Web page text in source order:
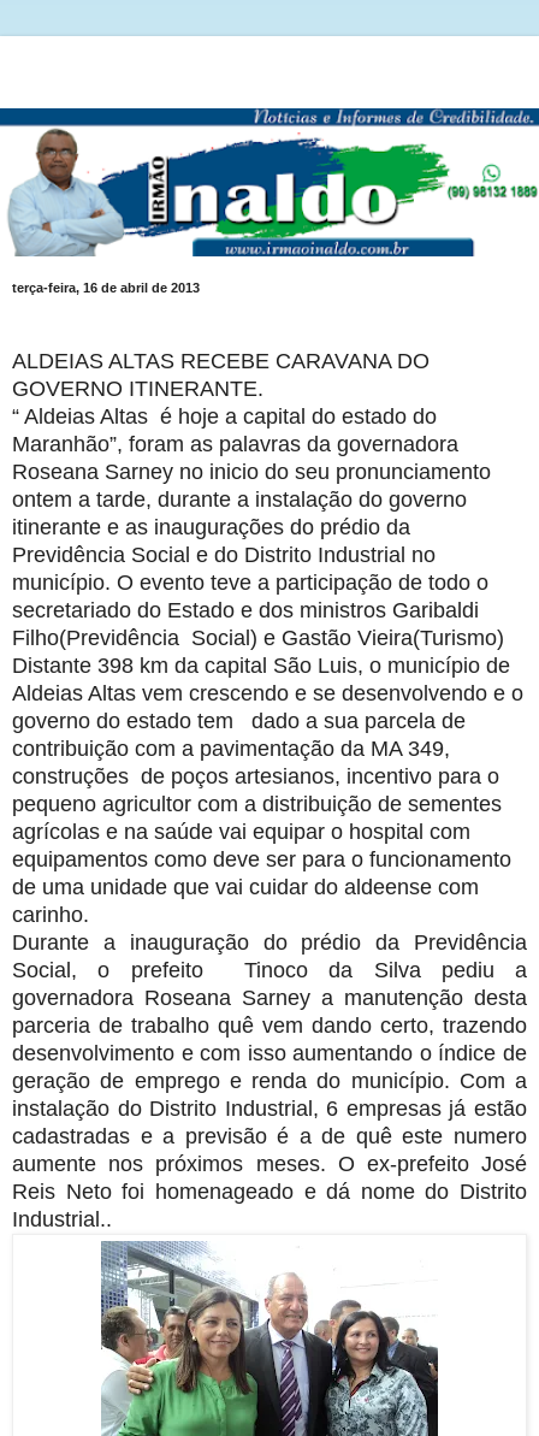
terça-feira, 16 de abril de 2013
ALDEIAS ALTAS RECEBE CARAVANA DO
GOVERNO ITINERANTE.
“ Aldeias Altas é hoje a capital do estado do
Maranhão”, foram as palavras da governadora
Roseana Sarney no inicio do seu pronunciamento
ontem a tarde, durante a instalação do governo
itinerante e as inaugurações do prédio da
Previdência Social e do Distrito Industrial no
município. O evento teve a participação de todo o
secretariado do Estado e dos ministros Garibaldi
Filho(Previdência Social) e Gastão Vieira(Turismo)
Distante 398 km da capital São Luis, o município de
Aldeias Altas vem crescendo e se desenvolvendo e o
governo do estado tem dado a sua parcela de
contribuição com a pavimentação da MA 349,
construções de poços artesianos, incentivo para o
pequeno agricultor com a distribuição de sementes
agrícolas e na saúde vai equipar o hospital com
equipamentos como deve ser para o funcionamento
de uma unidade que vai cuidar do aldeense com
carinho.
Durante a inauguração do prédio da Previdência
Social, o prefeito Tinoco da Silva pediu a
governadora Roseana Sarney a manutenção desta
parceria de trabalho quê vem dando certo, trazendo
desenvolvimento e com isso aumentando o índice de
geração de emprego e renda do município. Com a
instalação do Distrito Industrial, 6 empresas já estão
cadastradas e a previsão é a de quê este numero
aumente nos próximos meses. O ex-prefeito José
Reis Neto foi homenageado e dá nome do Distrito
Industrial..